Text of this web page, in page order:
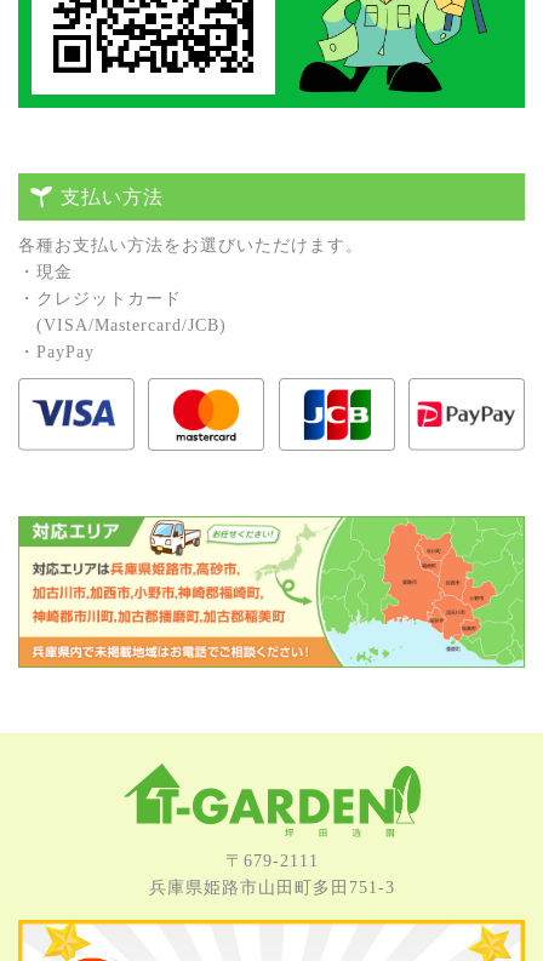
支払い方法
各種お⽀払い⽅法をお選びいただけます。
・現⾦
・クレジットカード
(VISA/Mastercard/JCB)
・PayPay
〒679-2111
兵庫県姫路市⼭⽥町多⽥751-3